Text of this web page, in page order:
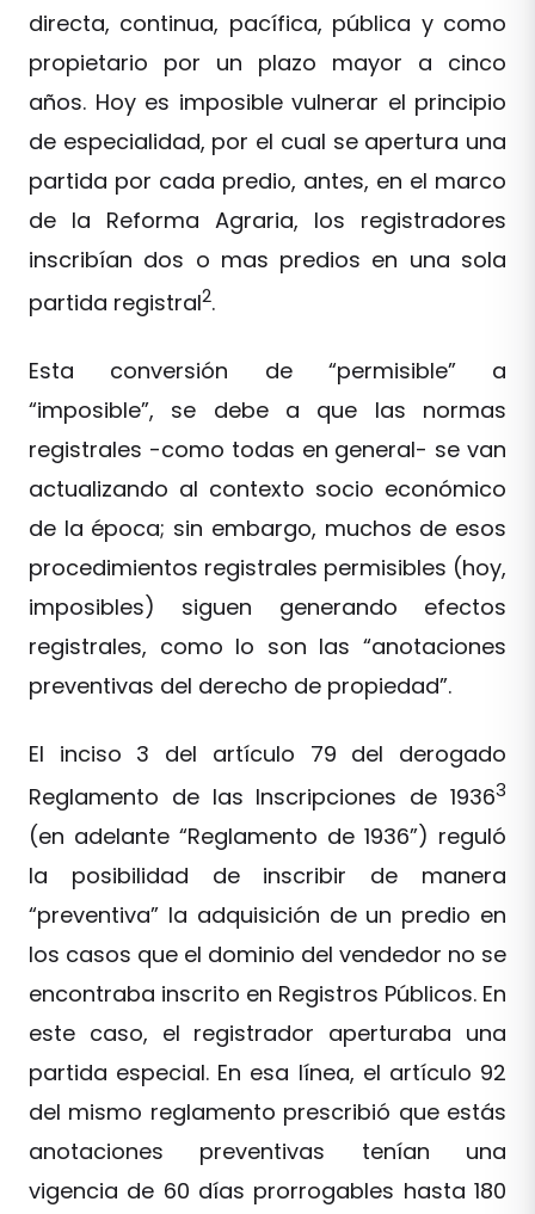
directa, continua, pacífica, pública y como
propietario por un plazo mayor a cinco
años. Hoy es imposible vulnerar el principio
de especialidad, por el cual se apertura una
partida por cada predio, antes, en el marco
de la Reforma Agraria, los registradores
inscribían dos o mas predios en una sola
partida registral2.
Esta conversión de “permisible” a
“imposible”, se debe a que las normas
registrales -como todas en general- se van
actualizando al contexto socio económico
de la época; sin embargo, muchos de esos
procedimientos registrales permisibles (hoy,
imposibles) siguen generando efectos
registrales, como lo son las “anotaciones
preventivas del derecho de propiedad”.
El inciso 3 del artículo 79 del derogado
Reglamento de las Inscripciones de 19363
(en adelante “Reglamento de 1936”) reguló
la posibilidad de inscribir de manera
“preventiva” la adquisición de un predio en
los casos que el dominio del vendedor no se
encontraba inscrito en Registros Públicos. En
este caso, el registrador aperturaba una
partida especial. En esa línea, el artículo 92
del mismo reglamento prescribió que estás
anotaciones preventivas tenían una
vigencia de 60 días prorrogables hasta 180